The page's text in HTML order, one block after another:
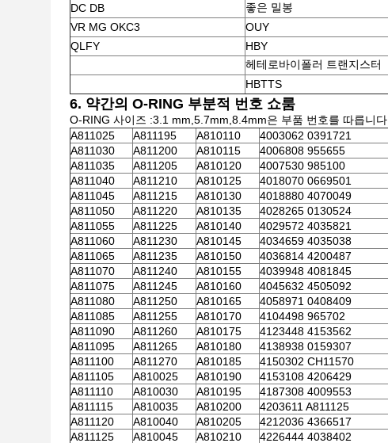
DC DB
좋은 밀봉
VR MG OKC3
OUY
QLFY
HBY
헤테로바이폴러 트랜지스터
HBTTS
6. 약간의 O-RING 부분적 번호 쇼룸
O-RING 사이즈 :3.1 mm,5.7mm,8.4mm은 부품 번호를 따릅니다.
A811025
A811195 A810110 4003062 0391721
A811030
A811200 A810115 4006808 955655
A811035
A811205 A810120 4007530 985100
A811040
A811210 A810125 4018070 0669501
A811045
A811215 A810130 4018880 4070049
A811050
A811220 A810135 4028265 0130524
A811055
A811225 A810140 4029572 4035821
A811060
A811230 A810145 4034659 4035038
A811065
A811235 A810150 4036814 4200487
A811070
A811240 A810155 4039948 4081845
A811075
A811245 A810160 4045632 4505092
A811080
A811250 A810165 4058971 0408409
A811085
A811255 A810170 4104498 965702
A811090
A811260 A810175 4123448 4153562
A811095
A811265 A810180 4138938 0159307
A811100
A811270 A810185 4150302 CH11570
A811105
A810025 A810190 4153108 4206429
A811110
A810030 A810195 4187308 4009553
A811115
A810035 A810200 4203611 A811125
A811120
A810040 A810205 4212036 4366517
A811125
A810045 A810210 4226444 4038402